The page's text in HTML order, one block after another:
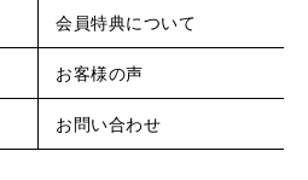
会員特典について
お客様の声
お問い合わせ